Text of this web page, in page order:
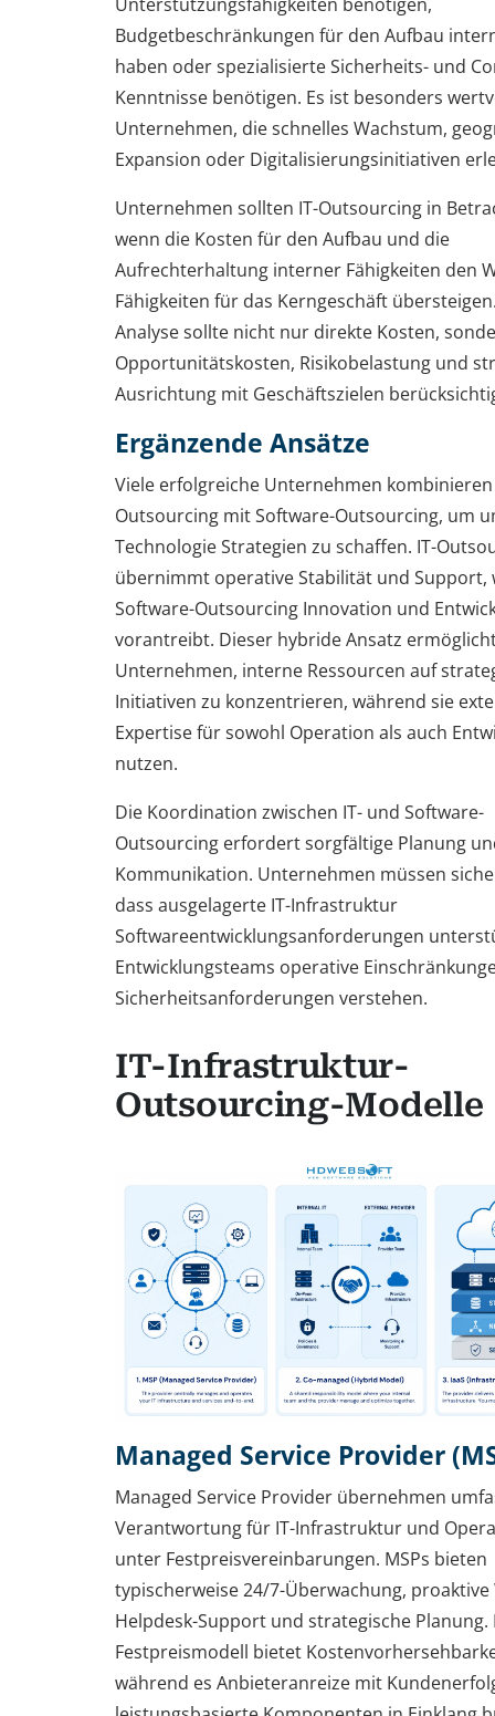
Budgetbeschränkungen für den Aufbau
haben oder spezialisierte Sicherheits- und
Kenntnisse benötigen. Es ist besonders
Unternehmen, die schnelles Wachstum,
Expansion oder Digitalisierungsinitiativen
Unternehmen sollten IT-Outsourcing in
wenn die Kosten für den Aufbau und die
Aufrechterhaltung interner Fähigkeiten den
Fähigkeiten für das Kerngeschäft
Analyse sollte nicht nur direkte Kosten,
Opportunitätskosten, Risikobelastung und
Ausrichtung mit Geschäftszielen
Ergänzende Ansätze
Viele erfolgreiche Unternehmen kombinieren
Outsourcing mit Software-Outsourcing, um
Technologie Strategien zu schaffen. IT-
übernimmt operative Stabilität und Support,
Software-Outsourcing Innovation und
vorantreibt. Dieser hybride Ansatz
Unternehmen, interne Ressourcen auf
Initiativen zu konzentrieren, während sie
Expertise für sowohl Operation als auch
nutzen.
Die Koordination zwischen IT- und Software-
Outsourcing erfordert sorgfältige Planung
Kommunikation. Unternehmen müssen
dass ausgelagerte IT-Infrastruktur
Softwareentwicklungsanforderungen
Entwicklungsteams operative
Sicherheitsanforderungen verstehen.
IT-Infrastruktur-
Outsourcing-Modelle
Managed Service Provider
Managed Service Provider übernehmen
Verantwortung für IT-Infrastruktur und
unter Festpreisvereinbarungen. MSPs bieten
typischerweise 24/7-Überwachung,
Helpdesk-Support und strategische Planung.
Festpreismodell bietet
während es Anbieteranreize mit